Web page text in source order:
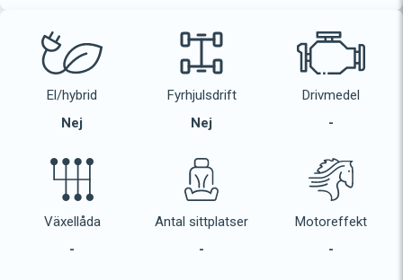
El/hybrid
Nej
Fyrhjulsdrift
Nej
Drivmedel
-
Växellåda
-
Antal sittplatser
-
Motoreffekt
-